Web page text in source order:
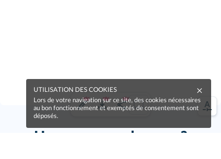
Une erreur sur la page ?
UTILISATION DES COOKIES
Lors de votre navigation sur ce site, des cookies nécessaires
au bon fonctionnement et exemptés de consentement sont
déposés.